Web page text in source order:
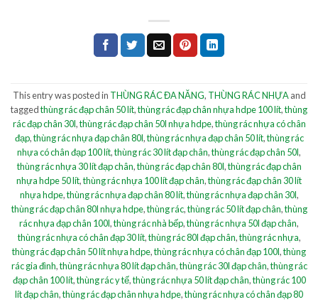
This entry was posted in THÙNG RÁC ĐA NĂNG, THÙNG RÁC NHỰAand
taggedthùng rác đạp chân 50 lít,thùng rác đạp chân nhựa hdpe 100 lít,thùng
rác đạp chân 30l,thùng rác đạp chân 50l nhựa hdpe,thùng rác nhựa có chân
đạp,thùng rác nhựa đạp chân 80l,thùng rác nhựa đạp chân 50 lít,thùng rác
nhựa có chân đạp 100 lít,thùng rác 30 lít đạp chân,thùng rác đạp chân 50l,
thùng rác nhựa 30 lít đạp chân,thùng rác đạp chân 80l,thùng rác đạp chân
nhựa hdpe 50 lít,thùng rác nhựa 100 lít đạp chân,thùng rác đạp chân 30 lít
nhựa hdpe,thùng rác nhựa đạp chân 80 lít,thùng rác nhựa đạp chân 30l,
thùng rác đạp chân 80l nhựa hdpe,thùng rác,thùng rác 50 lít đạp chân,thùng
rác nhựa đạp chân 100l,thùng rác nhà bếp,thùng rác nhựa 50l đạp chân,
thùng rác nhựa có chân đạp 30 lít,thùng rác 80l đạp chân,thùng rác nhựa,
thùng rác đạp chân 50 lít nhựa hdpe,thùng rác nhựa có chân đạp 100l,thùng
rác gia đình,thùng rác nhựa 80 lít đạp chân,thùng rác 30l đạp chân,thùng rác
đạp chân 100 lít,thùng rác y tế,thùng rác nhựa 50 lít đạp chân,thùng rác 100
lít đạp chân,thùng rác đạp chân nhựa hdpe,thùng rác nhựa có chân đạp 80